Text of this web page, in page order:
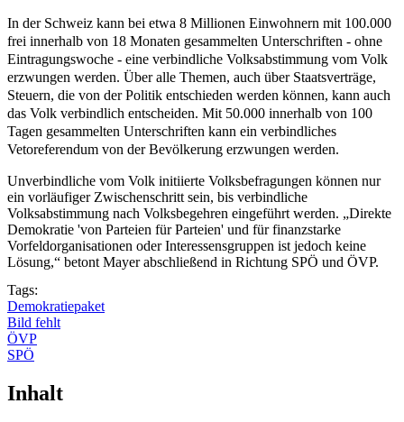
In der Schweiz kann bei etwa 8 Millionen Einwohnern mit 100.000
frei innerhalb von 18 Monaten gesammelten Unterschriften - ohne
Eintragungswoche - eine verbindliche Volksabstimmung vom Volk
erzwungen werden. Über alle Themen, auch über Staatsverträge,
Steuern, die von der Politik entschieden werden können, kann auch
das Volk verbindlich entscheiden. Mit 50.000 innerhalb von 100
Tagen gesammelten Unterschriften kann ein verbindliches
Vetoreferendum von der Bevölkerung erzwungen werden.
Unverbindliche vom Volk initiierte Volksbefragungen können nur
ein vorläufiger Zwischenschritt sein, bis verbindliche
Volksabstimmung nach Volksbegehren eingeführt werden. „Direkte
Demokratie 'von Parteien für Parteien' und für finanzstarke
Vorfeldorganisationen oder Interessensgruppen ist jedoch keine
Lösung,“ betont Mayer abschließend in Richtung SPÖ und ÖVP.
Tags:
Demokratiepaket
Bild fehlt
ÖVP
SPÖ
Inhalt